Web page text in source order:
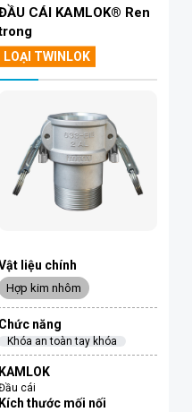
CÁI KAMLOK® Ren
LOẠI TWINLOK
liệu chính
Hợp kim nhôm
Chức năng
Khóa an toàn tay khóa
KAMLOK
cái
Kích thước mối nối